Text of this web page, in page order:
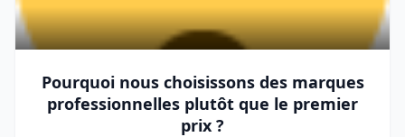
Pourquoi nous choisissons des marques
professionnelles plutôt que le premier
prix ?